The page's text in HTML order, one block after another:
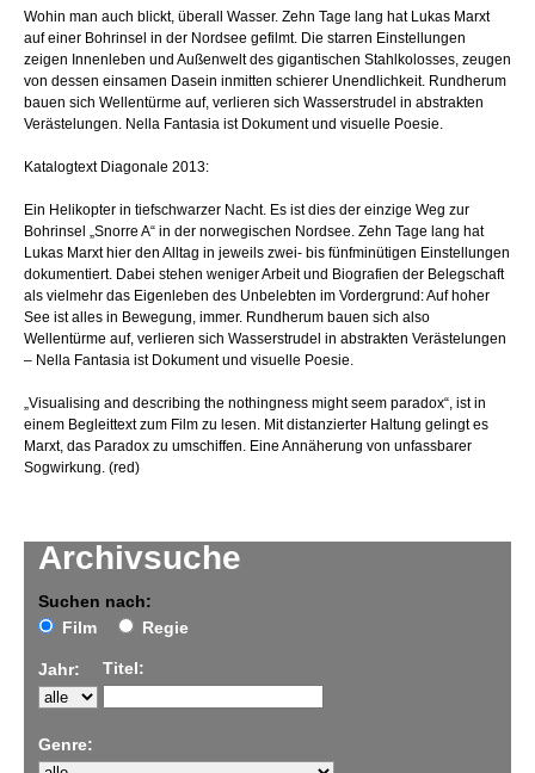
Archivsuche
Suchen nach:
Film
Regie
Jahr: Titel:
Genre:
Wohin man auch blickt, überall Wasser. Zehn Tage lang hat Lukas Marxt
auf einer Bohrinsel in der Nordsee gefilmt. Die starren Einstellungen
zeigen Innenleben und Außenwelt des gigantischen Stahlkolosses, zeugen
von dessen einsamen Dasein inmitten schierer Unendlichkeit. Rundherum
bauen sich Wellentürme auf, verlieren sich Wasserstrudel in abstrakten
Verästelungen. Nella Fantasia ist Dokument und visuelle Poesie.
Katalogtext Diagonale 2013:
Ein Helikopter in tiefschwarzer Nacht. Es ist dies der einzige Weg zur
Bohrinsel „Snorre A“ in der norwegischen Nordsee. Zehn Tage lang hat
Lukas Marxt hier den Alltag in jeweils zwei- bis fünfminütigen Einstellungen
dokumentiert. Dabei stehen weniger Arbeit und Biografien der Belegschaft
als vielmehr das Eigenleben des Unbelebten im Vordergrund: Auf hoher
See ist alles in Bewegung, immer. Rundherum bauen sich also
Wellentürme auf, verlieren sich Wasserstrudel in abstrakten Verästelungen
– Nella Fantasia ist Dokument und visuelle Poesie.
„Visualising and describing the nothingness might seem paradox“, ist in
einem Begleittext zum Film zu lesen. Mit distanzierter Haltung gelingt es
Marxt, das Paradox zu umschiffen. Eine Annäherung von unfassbarer
Sogwirkung. (red)